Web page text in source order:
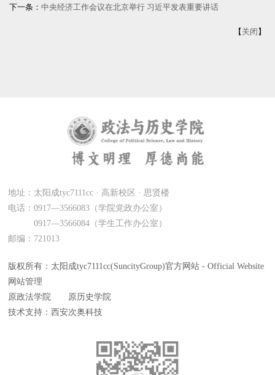
下一条： 中央经济工作会议在北京举行 习近平发表重要讲话
【关闭】
地址：太阳成tyc7111cc · 高新校区 · 思贤楼
电话：0917—3566083（学院党政办公室）
0917—3566084（学生工作办公室）
邮编：721013
版权所有：太阳成tyc7111cc(SuncityGroup)官方网站 - Official Website
网站管理
原政法学院
原历史学院
技术支持：西安次奥科技